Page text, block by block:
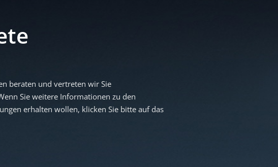
beraten und vertreten wir Sie
Sie weitere Informationen zu den
erhalten wollen, klicken Sie bitte auf das